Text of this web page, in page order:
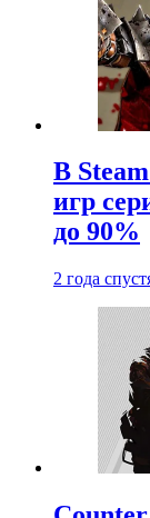
В
игр
до 90%
2 года